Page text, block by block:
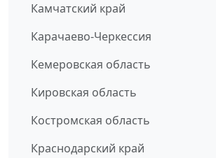
Камчатский край
Карачаево-Черкессия
Кемеровская область
Кировская область
Костромская область
Краснодарский край